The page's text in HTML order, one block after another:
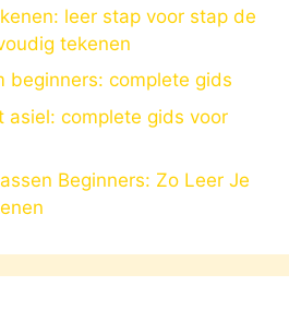
leer stap voor stap de
tekenen
beginners: complete gids
asiel: complete gids voor
Beginners: Zo Leer Je